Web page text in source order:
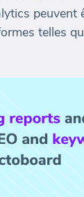
telles